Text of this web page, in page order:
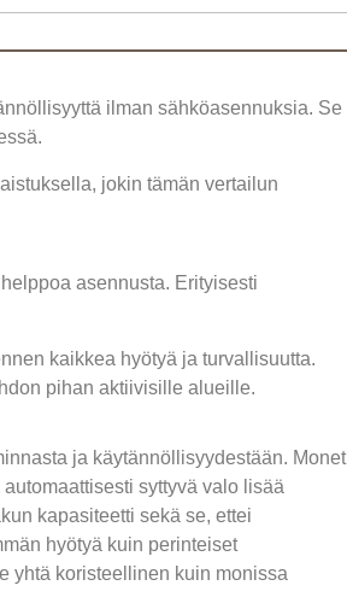
ilman sähköasennuksia. Se
jokin tämän vertailun
asennusta. Erityisesti
kaikkea hyötyä ja turvallisuutta.
pihan aktiivisille alueille.
ja käytännöllisyydestään. Monet
syttyvä valo lisää
kapasiteetti sekä se, ettei
hyötyä kuin perinteiset
yhtä koristeellinen kuin monissa